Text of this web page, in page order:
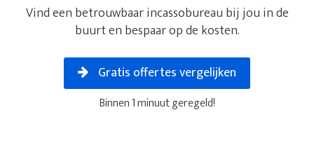
Vind een betrouwbaar incassobureau bij jou in de
buurt en bespaar op de kosten.
Gratis offertes vergelijken
Binnen 1 minuut geregeld!